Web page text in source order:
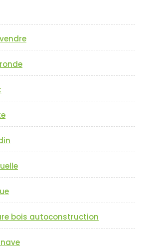
bois autoconstruction